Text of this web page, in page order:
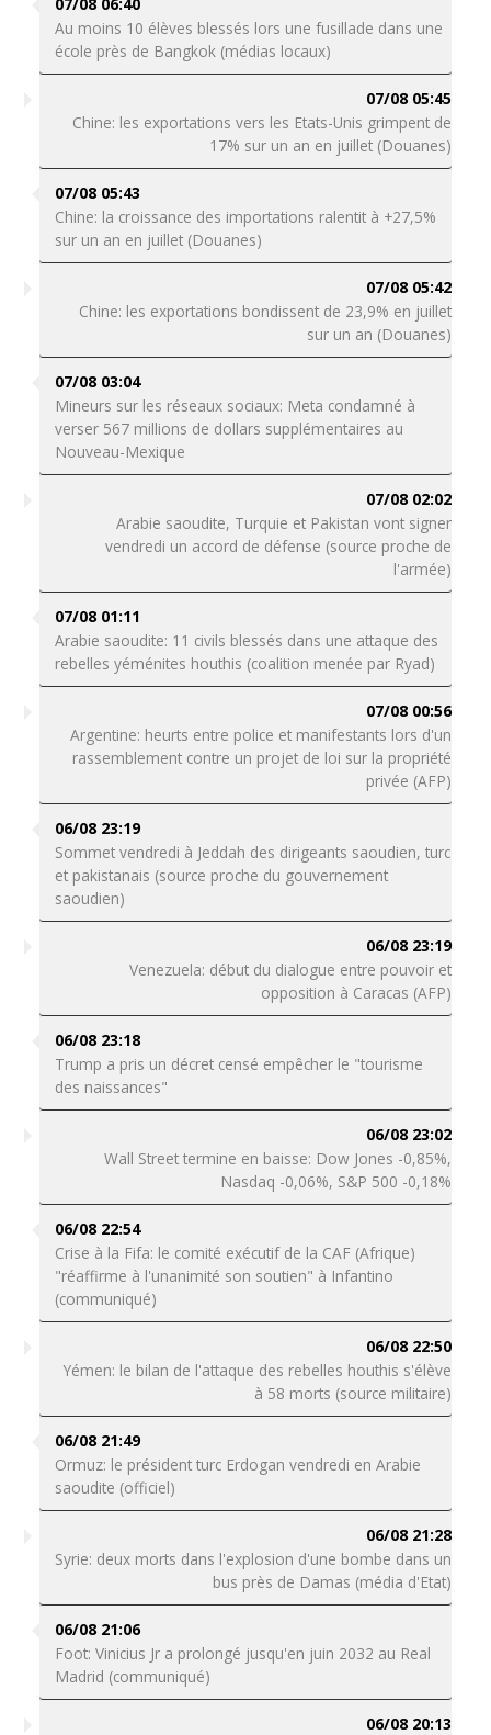
Au moins 10 élèves blessés lors une fusillade dans une
école près de Bangkok (médias locaux)
07/08 05:45
Chine: les exportations vers les Etats-Unis grimpent de
17% sur un an en juillet (Douanes)
07/08 05:43
Chine: la croissance des importations ralentit à +27,5%
sur un an en juillet (Douanes)
07/08 05:42
Chine: les exportations bondissent de 23,9% en juillet
sur un an (Douanes)
07/08 03:04
Mineurs sur les réseaux sociaux: Meta condamné à
verser 567 millions de dollars supplémentaires au
Nouveau-Mexique
07/08 02:02
Arabie saoudite, Turquie et Pakistan vont signer
vendredi un accord de défense (source proche de
l'armée)
07/08 01:11
Arabie saoudite: 11 civils blessés dans une attaque des
rebelles yéménites houthis (coalition menée par Ryad)
07/08 00:56
Argentine: heurts entre police et manifestants lors d'un
rassemblement contre un projet de loi sur la propriété
privée (AFP)
06/08 23:19
Sommet vendredi à Jeddah des dirigeants saoudien, turc
et pakistanais (source proche du gouvernement
saoudien)
06/08 23:19
Venezuela: début du dialogue entre pouvoir et
opposition à Caracas (AFP)
06/08 23:18
Trump a pris un décret censé empêcher le "tourisme
des naissances"
06/08 23:02
Wall Street termine en baisse: Dow Jones -0,85%,
Nasdaq -0,06%, S&P 500 -0,18%
06/08 22:54
Crise à la Fifa: le comité exécutif de la CAF (Afrique)
"réaffirme à l'unanimité son soutien" à Infantino
(communiqué)
06/08 22:50
Yémen: le bilan de l'attaque des rebelles houthis s'élève
à 58 morts (source militaire)
06/08 21:49
Ormuz: le président turc Erdogan vendredi en Arabie
saoudite (officiel)
06/08 21:28
Syrie: deux morts dans l'explosion d'une bombe dans un
bus près de Damas (média d'Etat)
06/08 21:06
Foot: Vinicius Jr a prolongé jusqu'en juin 2032 au Real
Madrid (communiqué)
06/08 20:13